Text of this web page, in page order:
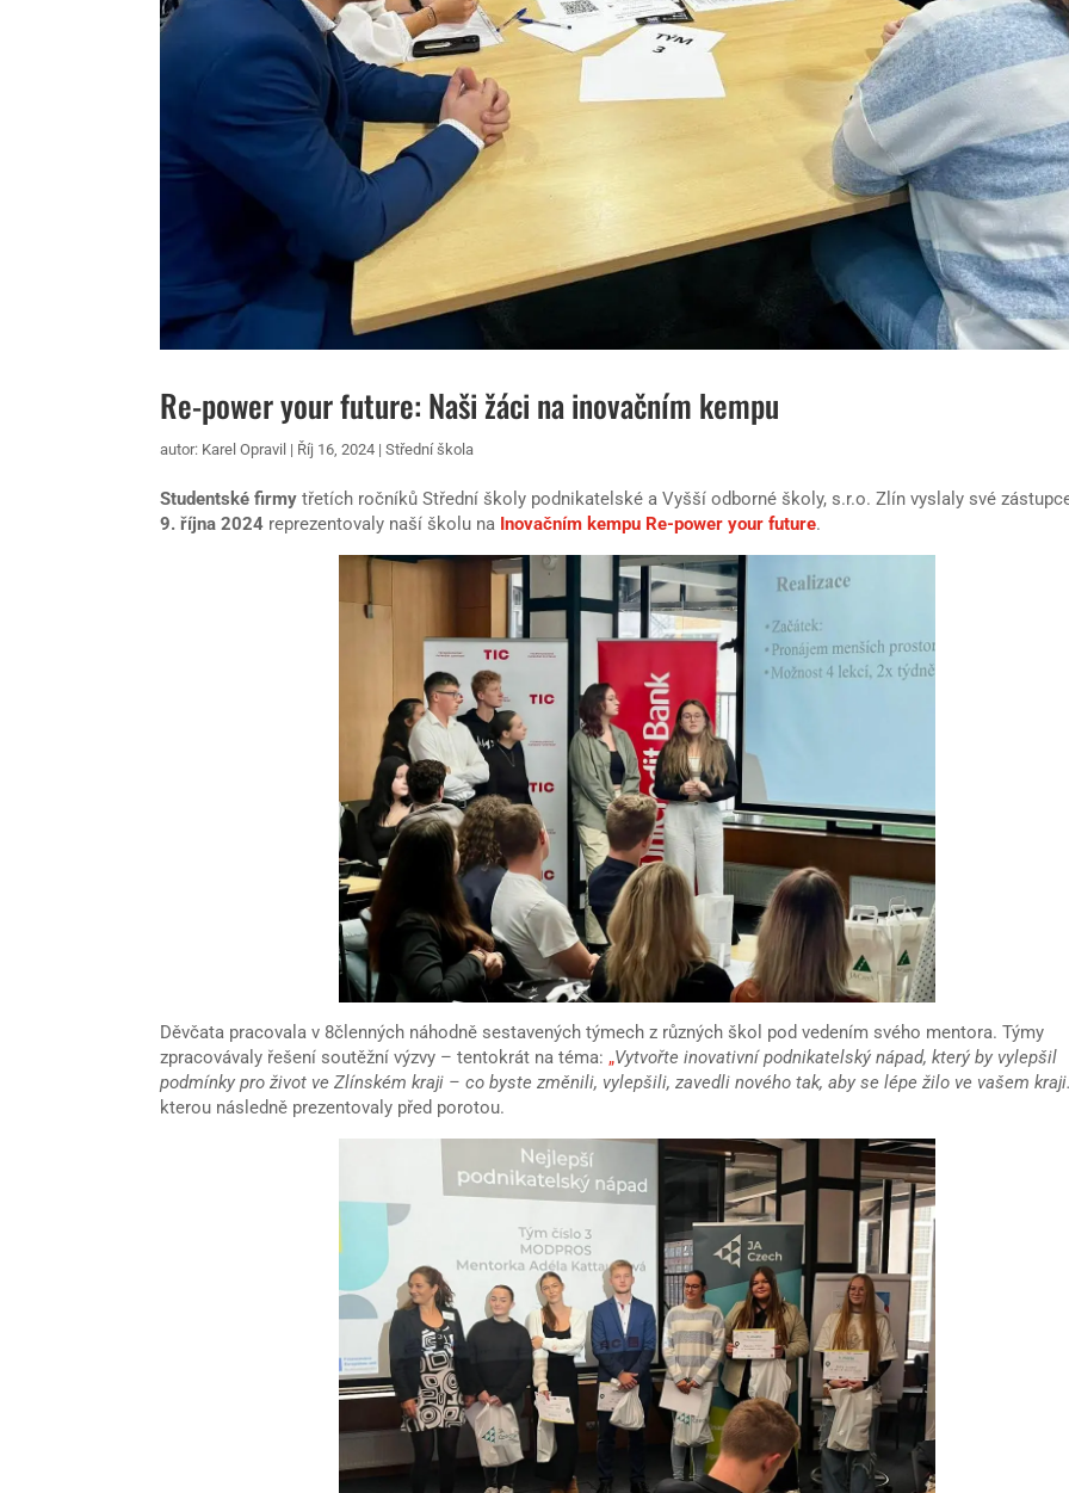
Re-power your future: Naši žáci na inovačním kempu
autor: Karel Opravil | Říj 16, 2024 |Střední škola
Studentské firmy třetích ročníků Střední školy podnikatelské a Vyšší odborné školy, s.r.o. Zlín vyslaly své
9. října 2024 reprezentovaly naší školu na Inovačním kempu Re-power your future.
Děvčata pracovala v 8členných náhodně sestavených týmech z různých škol pod vedením svého mentora. Týmy
zpracovávaly řešení soutěžní výzvy – tentokrát na téma: „Vytvořte inovativní podnikatelský nápad, který by vylepšil
podmínky pro život ve Zlínském kraji – co byste změnili, vylepšili, zavedli nového tak, aby se lépe žilo ve vašem
kterou následně prezentovaly před porotou.